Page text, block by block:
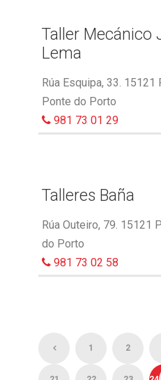
Taller Mecánico
Lema
Rúa Esquipa, 33.
Ponte do Porto
981 73 01 29
Talleres Baña
Rúa Outeiro, 79. 15121
do Porto
981 73 02 58
1 2